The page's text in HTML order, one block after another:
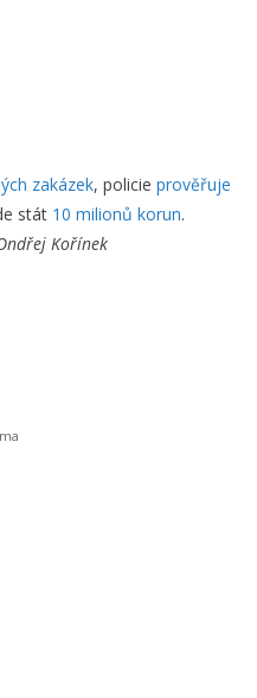
zakázek, policie prověřuje
stát 10 milionů korun.
Kořínek